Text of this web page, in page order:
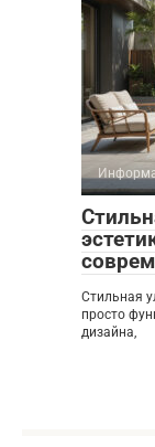
Стильная
просто
дизайна,